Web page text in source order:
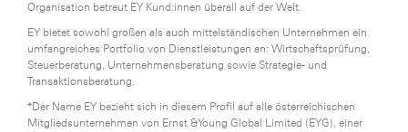
Organisation betreut EY Kund:innen überall auf der Welt.
EY bietet sowohl großen als auch mittelständischen Unternehmen ein
umfangreiches Portfolio von Dienstleistungen an: Wirtschaftsprüfung,
Steuerberatung, Unternehmensberatung sowie Strategie- und
Transaktionsberatung.
*Der Name EY bezieht sich in diesem Profil auf alle österreichischen
Mitgliedsunternehmen von Ernst &Young Global Limited (EYG), einer